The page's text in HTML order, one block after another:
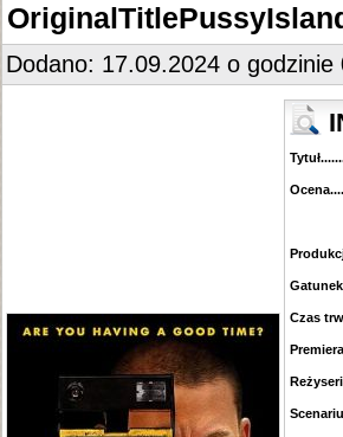
Dodano: 17.09.2024 o godzinie
Czas